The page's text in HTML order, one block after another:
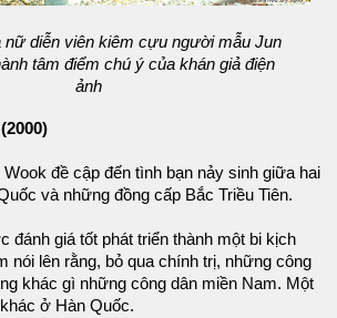
nữ diễn viên kiêm cựu người mẫu Jun
tâm điểm chú ý của khán giả điện
ảnh
(2000)
đề cập đến tình bạn nảy sinh giữa hai
và những đồng cấp Bắc Triều Tiên.
đánh giá tốt phát triển thành một bi kịch
nói lên rằng, bỏ qua chính trị, những công
khác gì những công dân miền Nam. Một
ở Hàn Quốc.